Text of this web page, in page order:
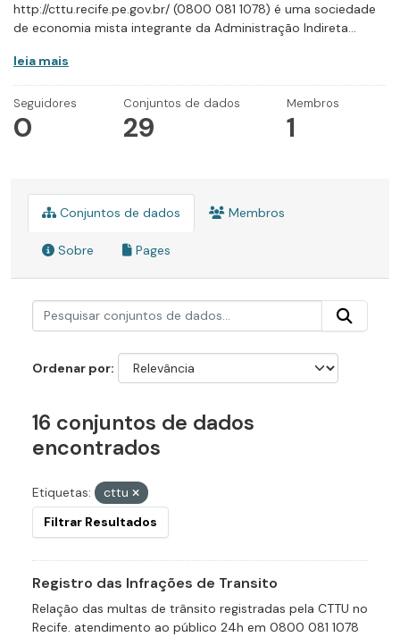
http://cttu.recife.pe.gov.br/ (0800 081 1078) é uma sociedade
de economia mista integrante da Administração Indireta...
leia mais
Seguidores
0
Conjuntos de dados
29
Membros
1
Conjuntos de dados Membros
Sobre Pages
Ordenar por
16 conjuntos de dados
encontrados
Etiquetas:
cttu
Filtrar Resultados
Registro das Infrações de Transito
Relação das multas de trânsito registradas pela CTTU no
Recife. atendimento ao público 24h em 0800 081 1078